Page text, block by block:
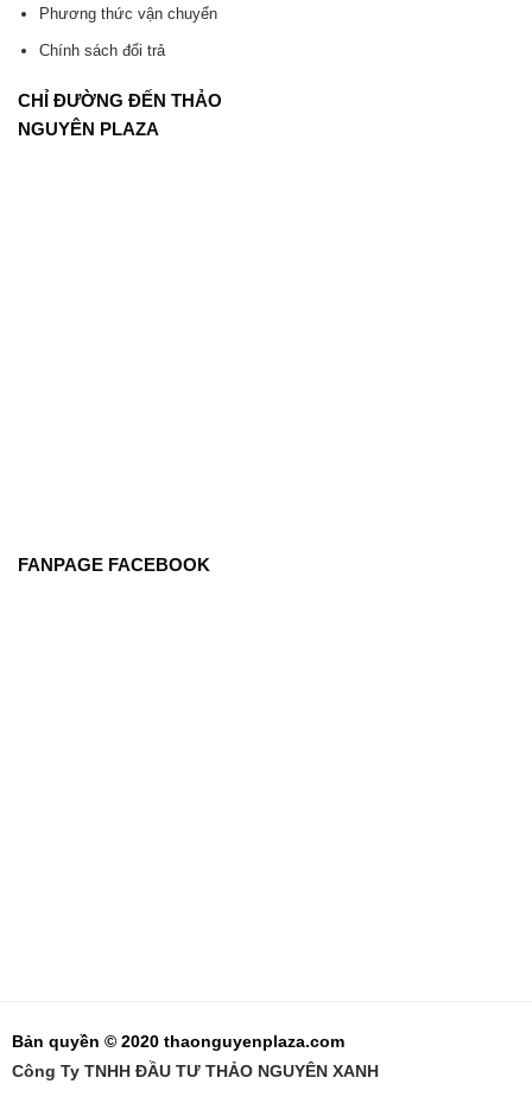
Phương thức vận chuyển
Chính sách đổi trả
CHỈ ĐƯỜNG ĐẾN THẢO
NGUYÊN PLAZA
FANPAGE FACEBOOK
Bản quyền © 2020 thaonguyenplaza.com
Công Ty TNHH ĐẦU TƯ THẢO NGUYÊN XANH